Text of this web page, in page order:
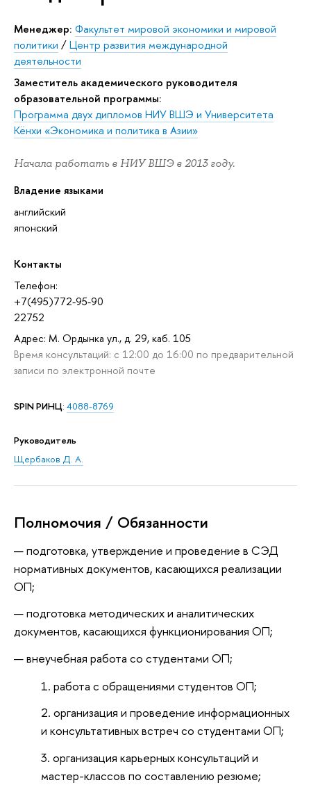
Менеджер: Факультет мировой экономики и мировой
политики /Центр развития международной
деятельности
Заместитель академического руководителя
образовательной программы:
Программа двух дипломов НИУ ВШЭ и Университета
Кёнхи «Экономика и политика в Азии»
Начала работать в НИУ ВШЭ в 2013 году.
Владение языками
английский
японский
Контакты
Телефон:
+7(495)772-95-90
22752
Адрес: М. Ордынка ул., д. 29, каб. 105
Время консультаций: c 12:00 до 16:00 по предварительной
записи по электронной почте
SPIN РИНЦ: 4088-8769
Руководитель
Щербаков Д. А.
Полномочия / Обязанности
подготовка, утверждение и проведение в СЭД
нормативных документов, касающихся реализации
ОП;
подготовка методических и аналитических
документов, касающихся функционирования ОП;
внеучебная работа со студентами ОП;
работа с обращениями студентов ОП;
организация и проведение информационных
и консультативных встреч со студентами ОП;
организация карьерных консультаций и
мастер-классов по составлению резюме;